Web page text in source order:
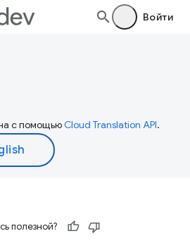
Войти
с помощьюCloud Translation API.
полезной?